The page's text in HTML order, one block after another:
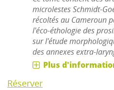
microlestes Schmidt-
récoltés au Cameroun
l'éco-éthologie des
sur l'étude
des annexes extra-
Plus
Réserver